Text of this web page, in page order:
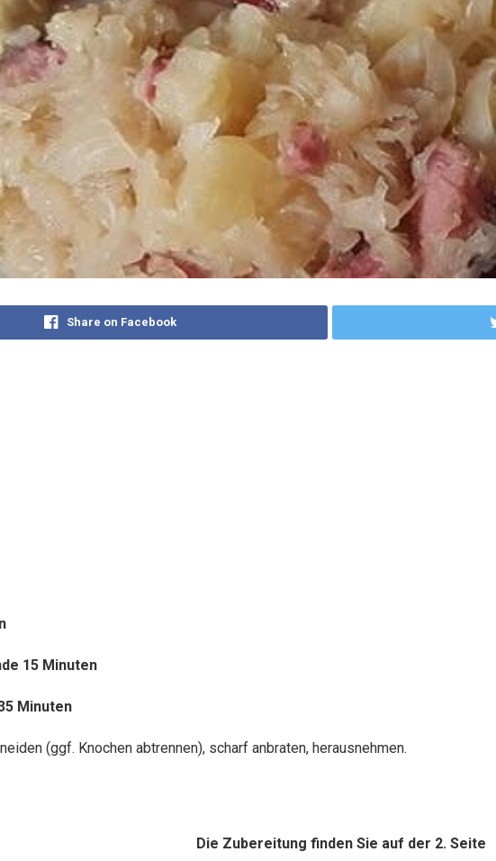
Share on Facebook
15 Minuten
Minuten
(ggf. Knochen abtrennen), scharf anbraten, herausnehmen.
Die Zubereitung finden Sie auf der 2. Seite